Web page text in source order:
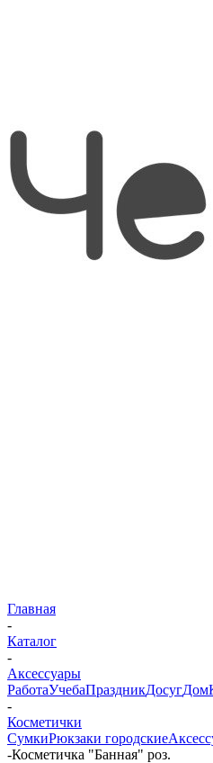
Главная
-
Каталог
-
Аксессуары
РаботаУчебаПраздникДосугДом
-
Косметички
СумкиРюкзаки городские
-Косметичка "Банная" роз.